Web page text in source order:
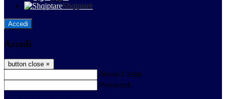
Shqiptare
Accedi
Accedi
button close ×
Nome Utente
Password